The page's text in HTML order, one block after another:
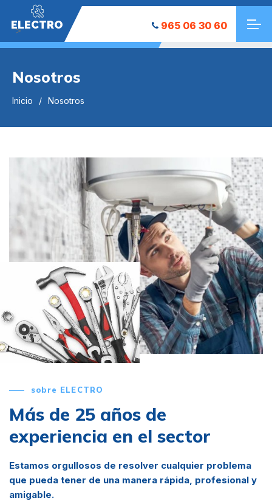
ELECTRO
"> 965 06 30 60
Nosotros
Inicio Nosotros
sobre ELECTRO
Más de 25 años de
experiencia en el sector
Estamos orgullosos de resolver cualquier problema
que pueda tener de una manera rápida, profesional y
amigable.